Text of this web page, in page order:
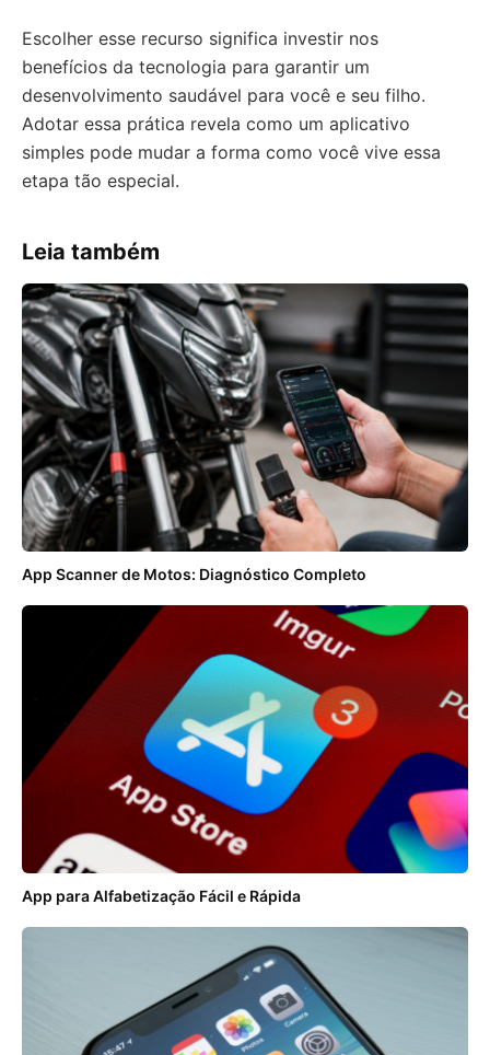
Escolher esse recurso significa investir nos
benefícios da tecnologia para garantir um
desenvolvimento saudável para você e seu filho.
Adotar essa prática revela como um aplicativo
simples pode mudar a forma como você vive essa
etapa tão especial.
Leia também
App Scanner de Motos: Diagnóstico Completo
App para Alfabetização Fácil e Rápida